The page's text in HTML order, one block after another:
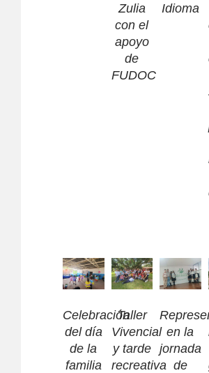
Zulia
con el
apoyo
de
FUDOC
Idioma
Celebración
del día
de la
familia
Taller
Vivencial
y tarde
recreativa
en la
jornada
de